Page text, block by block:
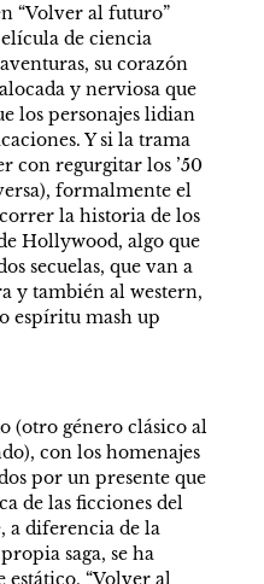
“Volver al futuro”
de ciencia
su corazón
y nerviosa que
los personajes lidian
Y si la trama
con regurgitar los ’50
formalmente el
la historia de los
Hollywood, algo que
secuelas, que van a
y también al western,
espíritu mash up
(otro género clásico al
con los homenajes
por un presente que
de las ficciones del
a diferencia de la
saga, se ha
“Volver al